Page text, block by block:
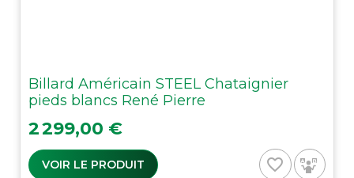
Billard Américain STEEL Chataignier
pieds blancs René Pierre
Prix
2 299,00 €
VOIR LE PRODUIT favorite_border